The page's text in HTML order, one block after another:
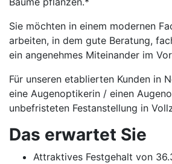
Sie möchten in einem modernen
arbeiten, in dem gute Beratung,
ein angenehmes Miteinander im
Für unseren etablierten Kunden in
eine Augenoptikerin / einen
unbefristeten Festanstellung in
Das erwartet Sie
Attraktives Festgehalt von